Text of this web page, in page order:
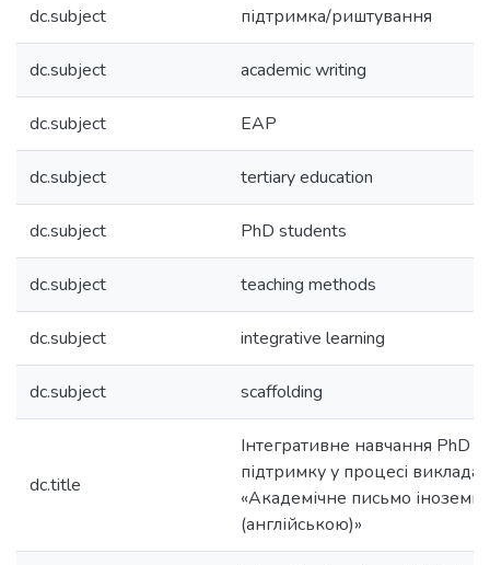
dc.subject підтримка/риштування
dc.subject academic writing
dc.subject EAP
dc.subject tertiary education
dc.subject PhD students
dc.subject teaching methods
dc.subject integrative learning
dc.subject scaffolding
dc.title
Інтегративне навчання PhD
підтримку у процесі
«Академічне письмо
(англійською)»